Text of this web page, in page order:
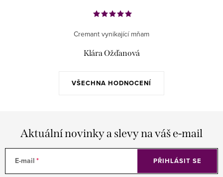
VŠECHNA HODNOCENÍ
Cremant vynikající mňam
Klára Ožďanová
Aktuální novinky a slevy na váš e-mail
E-mail PŘIHLÁSIT SE